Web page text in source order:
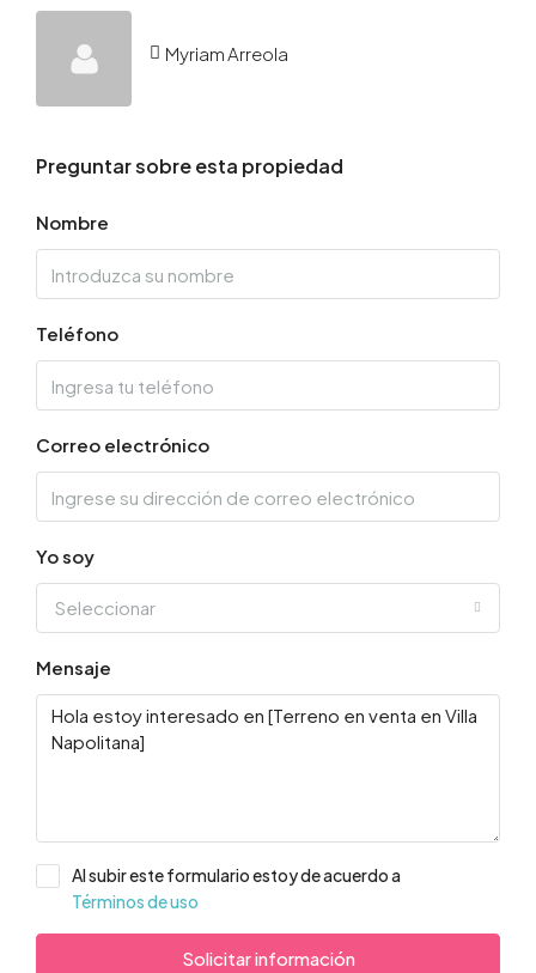
Myriam Arreola
Preguntar sobre esta propiedad
Nombre
Teléfono
Correo electrónico
Yo soy
Seleccionar
Mensaje
Al subir este formulario estoy de acuerdo a
Términos de uso
Solicitar información